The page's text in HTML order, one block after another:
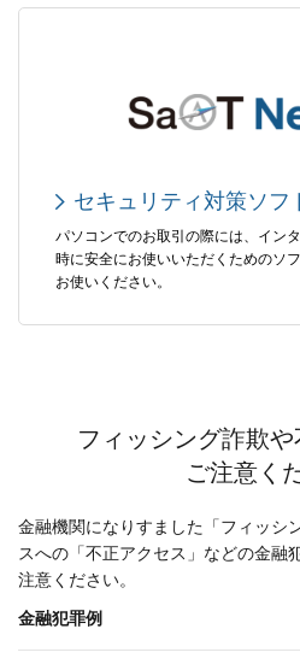
セキュリティ対策ソフ
パソコンでのお取引の際には、イン
時に安全にお使いいただくためのソ
お使いください。
フィッシング詐欺
ご注意く
金融機関になりすました「フィッシ
スへの「不正アクセス」などの金融
注意ください。
金融犯罪例